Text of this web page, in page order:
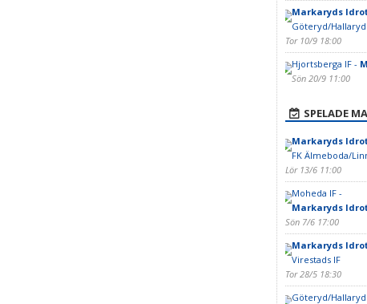
Markaryds
Göteryd/Hallaryd
Tor 10/9 18:00
Hjortsberga IF -
Sön 20/9 11:00
SPELADE
Markaryds
FK Älmeboda/
Lör 13/6 11:00
Moheda IF -
Markaryds
Sön 7/6 17:00
Markaryds
Virestads IF
Tor 28/5 18:30
Göteryd/Hallaryd